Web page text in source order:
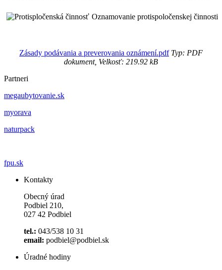
Oznamovanie protispoločenskej činnosti
Zásady podávania a preverovania oznámení.pdfTyp: PDF
dokument, Velkosť: 219.92 kB
Partneri
megaubytovanie.sk
myorava
naturpack
fpu.sk
Kontakty
Obecný úrad
Podbiel 210,
027 42 Podbiel
tel.: 043/538 10 31
email: podbiel@podbiel.sk
Úradné hodiny